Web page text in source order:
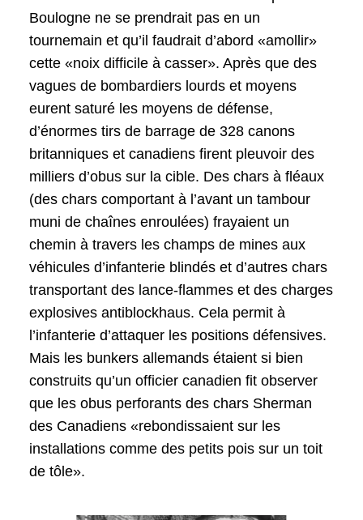
Boulogne ne se prendrait pas en un
tournemain et qu’il faudrait d’abord «amollir»
cette «noix difficile à casser». Après que des
vagues de bombardiers lourds et moyens
eurent saturé les moyens de défense,
d’énormes tirs de barrage de 328 canons
britanniques et canadiens firent pleuvoir des
milliers d’obus sur la cible. Des chars à fléaux
(des chars comportant à l’avant un tambour
muni de chaînes enroulées) frayaient un
chemin à travers les champs de mines aux
véhicules d’infanterie blindés et d’autres chars
transportant des lance-flammes et des charges
explosives antiblockhaus. Cela permit à
l’infanterie d’attaquer les positions défensives.
Mais les bunkers allemands étaient si bien
construits qu’un officier canadien fit observer
que les obus perforants des chars Sherman
des Canadiens «rebondissaient sur les
installations comme des petits pois sur un toit
de tôle».